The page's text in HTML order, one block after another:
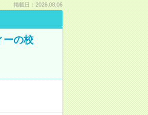
掲載日：2026.08.06
ーの校